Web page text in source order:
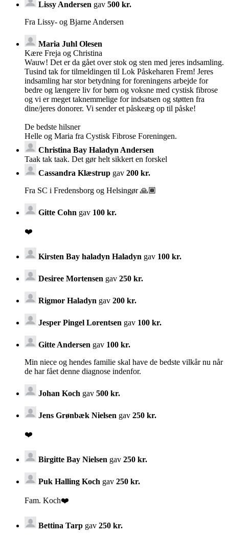
Lissy Andersen gav 500 kr.
Fra Lissy- og Bjarne Andersen
Maria Juhl Olesen
Kære Freja og Christina
Wauw! Det er da gået over stok og sten med jeres indsamling.
Tusind tak for tilmeldingen til Lok Påskeharen Frem! Jeres
indsamling har stor betydning for foreningens arbejde for
bedre og længere liv for børn og voksne med cystisk fibrose
og vi er meget taknemmelige for indsatsen og støtten fra
dine/jeres donorer. Vi sender et påskeæg op til påske!
De bedste hilsner
Helle og Maria fra Cystisk Fibrose Foreningen.
Christina Bay Haladyn Andersen
Taak tak taak. Det gør helt sikkert en forskel
Cassandra Klæstrup gav 200 kr.
Fra SC i Fredensborg og Helsingør 🙏🏾
Gitte Cohn gav 100 kr.
❤️
Kirsten Bay haladyn Haladyn gav 100 kr.
Desiree Mortensen gav 250 kr.
Rigmor Haladyn gav 200 kr.
Jesper Pingel Lorentsen gav 100 kr.
Gitte Andersen gav 100 kr.
Min niece og hendes familie skal have de bedste vilkår nu når
de har fået denne diagnose indenfor.
Johan Koch gav 500 kr.
Jens Grønbæk Nielsen gav 250 kr.
❤️
Birgitte Bay Nielsen gav 250 kr.
Puk Halling Koch gav 250 kr.
Fam. Koch❤️
Bettina Tarp gav 250 kr.